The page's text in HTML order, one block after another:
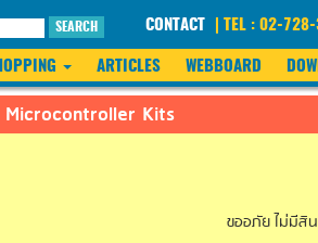
CONTACT | TEL : 02-728-
SEARCH
ARTICLES WEBBOARD
Kits
ขออภัย ไม่มีสิ